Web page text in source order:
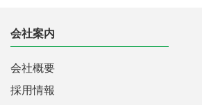
会社案内
会社概要
採用情報